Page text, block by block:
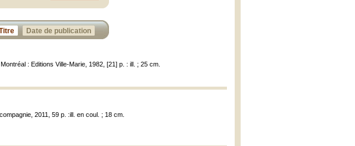
Date de publication
, Montréal : Editions Ville-Marie, 1982, [21] p. : ill. ; 25 cm.
2011, 59 p. :ill. en coul. ; 18 cm.